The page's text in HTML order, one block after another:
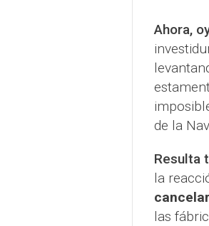
Ahora,
de la
Resulta
la
las